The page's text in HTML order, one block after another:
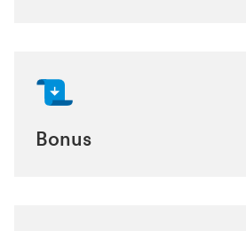
Bonus